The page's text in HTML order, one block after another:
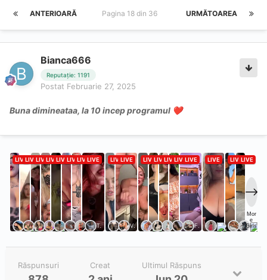
ANTERIOARĂ URMĂTOAREA
Pagina 18 din 36
Bianca666
Reputație: 1191
Postat Februarie 27, 2025
Buna dimineataa, la 10 incep programul ❤️
Răspunsuri Creat Ultimul Răspuns